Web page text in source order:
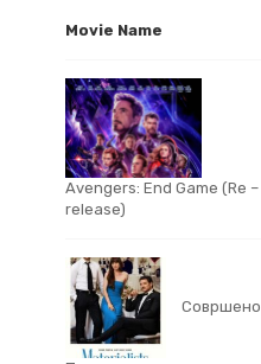
Movie Name
Avengers: End Game (Re –
release)
Совршено